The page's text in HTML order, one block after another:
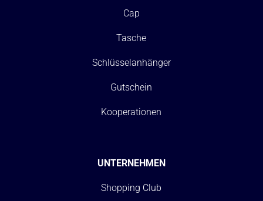
Cap
Tasche
Schlüsselanhänger
Gutschein
Kooperationen
UNTERNEHMEN
Shopping Club